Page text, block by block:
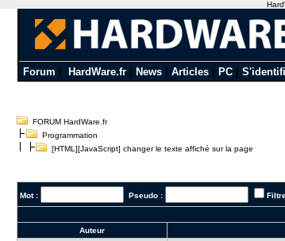
Forum HardWare.fr| News| Articles| PC|
FORUM HardWare.fr
Programmation
[HTML][JavaScript] changer le texte affiché sur la page
Mot : Pseudo :
Auteur